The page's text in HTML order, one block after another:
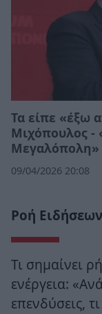
Τα είπε «έξω
Μιχόπουλος -
Μεγαλόπολη»
09/04/2026 20:08
Ροή Ειδήσεων
Τι σημαίνει
ενέργεια:
επενδύσεις,